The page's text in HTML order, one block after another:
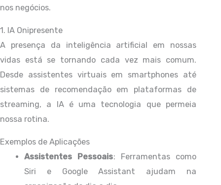
nos negócios.
1. IA Onipresente
A presença da inteligência artificial em nossas
vidas está se tornando cada vez mais comum.
Desde assistentes virtuais em smartphones até
sistemas de recomendação em plataformas de
streaming, a IA é uma tecnologia que permeia
nossa rotina.
Exemplos de Aplicações
Assistentes Pessoais: Ferramentas como
Siri e Google Assistant ajudam na